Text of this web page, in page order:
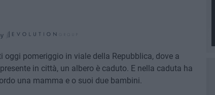
pomeriggio in viale della Repubblica, dove a
in città, un albero è caduto. E nella caduta ha
una mamma e o suoi due bambini.